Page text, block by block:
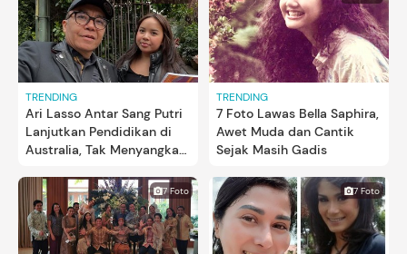
TRENDING
Ari Lasso Antar Sang Putri
Lanjutkan Pendidikan di
Australia, Tak Menyangka
Luar Negeri
TRENDING
7 Foto Lawas Bella Saphira,
Awet Muda dan Cantik
Sejak Masih Gadis
7 Foto 7 Foto